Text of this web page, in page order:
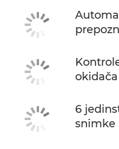
okidača
6
snimke